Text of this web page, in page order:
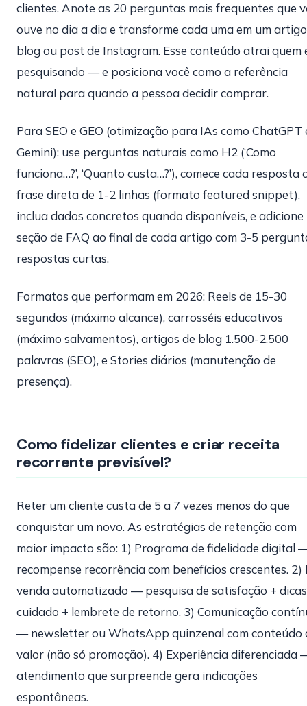
clientes. Anote as 20 perguntas mais frequentes que
ouve no dia a dia e transforme cada uma em um
blog ou post de Instagram. Esse conteúdo atrai quem
pesquisando — e posiciona você como a referência
natural para quando a pessoa decidir comprar.
Para SEO e GEO (otimização para IAs como ChatGPT
Gemini): use perguntas naturais como H2 (‘Como
funciona…?’, ‘Quanto custa…?’), comece cada resposta
frase direta de 1-2 linhas (formato featured snippet),
inclua dados concretos quando disponíveis, e adicione
seção de FAQ ao final de cada artigo com 3-5
respostas curtas.
Formatos que performam em 2026: Reels de 15-30
segundos (máximo alcance), carrosséis educativos
(máximo salvamentos), artigos de blog 1.500-2.500
palavras (SEO), e Stories diários (manutenção de
presença).
Como fidelizar clientes e criar receita
recorrente previsível?
Reter um cliente custa de 5 a 7 vezes menos do que
conquistar um novo. As estratégias de retenção com
maior impacto são: 1) Programa de fidelidade digital
recompense recorrência com benefícios crescentes. 2)
venda automatizado — pesquisa de satisfação +
cuidado + lembrete de retorno. 3) Comunicação
— newsletter ou WhatsApp quinzenal com conteúdo
valor (não só promoção). 4) Experiência diferenciada
atendimento que surpreende gera indicações
espontâneas.